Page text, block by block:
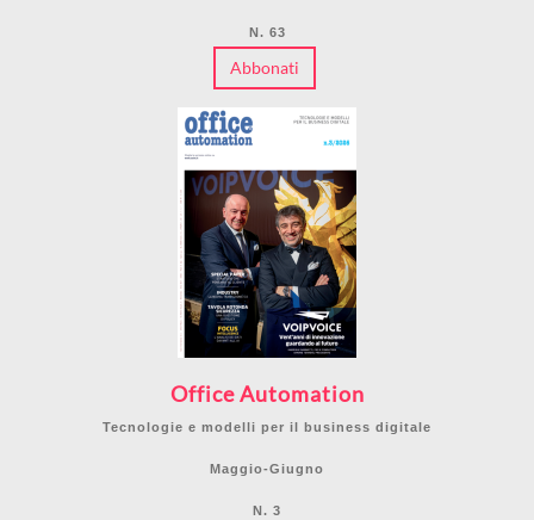
N. 63
Abbonati
Office Automation
Tecnologie e modelli per il business digitale
Maggio-Giugno
N. 3